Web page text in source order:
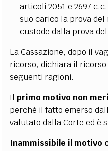
articoli 2051 e 2697
suo carico la prova del
custode dalla prova
La Cassazione, dopo il
ricorso, dichiara il ricorso
seguenti ragioni.
Ilprimo motivo non
perché il fatto emerso
valutato dalla Corte ed è
Inammissibile il motivo